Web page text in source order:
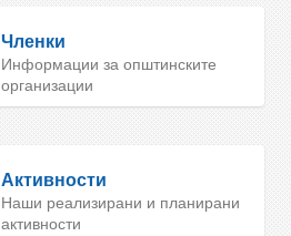
Членки
Информации за општинските
организации
Активности
Наши реализирани и планирани
активности